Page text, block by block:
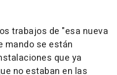
trabajos de "esa nueva
mando se están
que ya
no estaban en las